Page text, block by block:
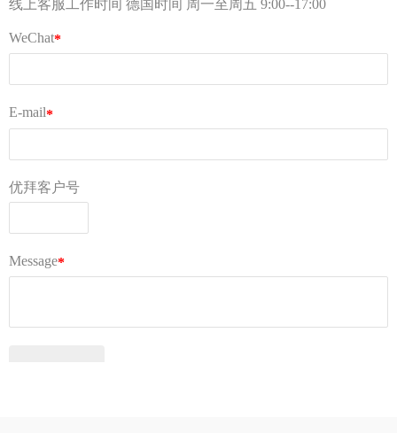
财务部邮箱 fibu@ubuylogi.com
发票请自行在网站
明下载
关于我们
AGB
操作视频